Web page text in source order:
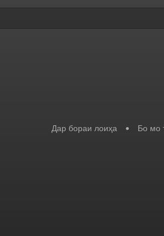
Дар бораи лоиҳа • Бо мо